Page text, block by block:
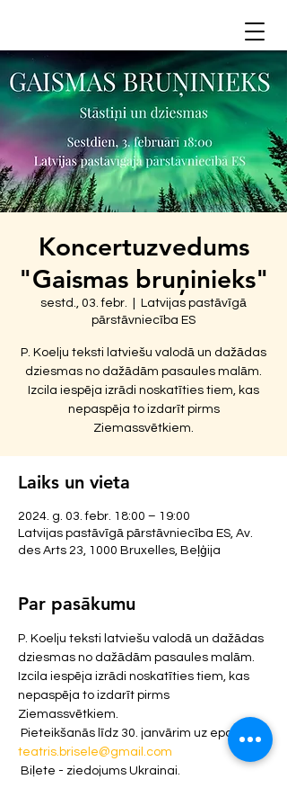
Koncertuzvedums
"Gaismas bruņinieks"
sestd., 03. febr.
Latvijas pastāvīgā
pārstāvniecība ES
P. Koelju teksti latviešu valodā un dažādas
dziesmas no dažādām pasaules malām.
Izcila iespēja izrādi noskatīties tiem, kas
nepaspēja to izdarīt pirms
Ziemassvētkiem.
Laiks un vieta
2024. g. 03. febr. 18:00 – 19:00
Latvijas pastāvīgā pārstāvniecība ES, Av.
des Arts 23, 1000 Bruxelles, Beļģija
Par pasākumu
P. Koelju teksti latviešu valodā un dažādas
dziesmas no dažādām pasaules malām.
Izcila iespēja izrādi noskatīties tiem, kas
nepaspēja to izdarīt pirms
Ziemassvētkiem.
Pieteikšanās līdz 30. janvārim uz epastu
teatris.brisele@gmail.com
Biļete - ziedojums Ukrainai.